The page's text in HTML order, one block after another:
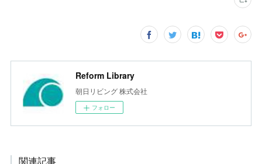
Reform Library
朝日リビング 株式会社
フォロー
関連記事